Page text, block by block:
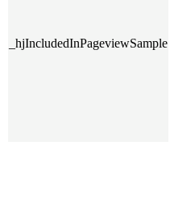
_hjIncludedInPageviewSample